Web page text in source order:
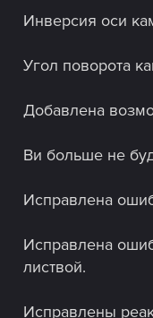
Инверсия оси
Угол поворота
Добавлена
Ви больше не
Исправлена
Исправлена
листвой.
Исправлены